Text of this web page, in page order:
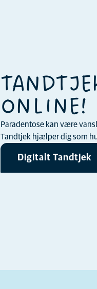
ONLINE!
Paradentose kan være
Tandtjek hjælper dig som
Digitalt Tandtjek